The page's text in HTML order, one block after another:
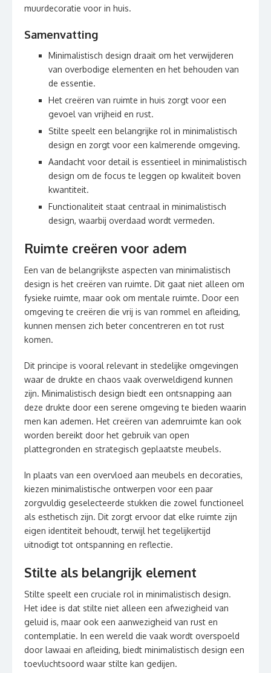
muurdecoratie voor in huis.
Samenvatting
Minimalistisch design draait om het verwijderen
van overbodige elementen en het behouden van
de essentie.
Het creëren van ruimte in huis zorgt voor een
gevoel van vrijheid en rust.
Stilte speelt een belangrijke rol in minimalistisch
design en zorgt voor een kalmerende omgeving.
Aandacht voor detail is essentieel in minimalistisch
design om de focus te leggen op kwaliteit boven
kwantiteit.
Functionaliteit staat centraal in minimalistisch
design, waarbij overdaad wordt vermeden.
Ruimte creëren voor adem
Een van de belangrijkste aspecten van minimalistisch
design is het creëren van ruimte. Dit gaat niet alleen om
fysieke ruimte, maar ook om mentale ruimte. Door een
omgeving te creëren die vrij is van rommel en afleiding,
kunnen mensen zich beter concentreren en tot rust
komen.
Dit principe is vooral relevant in stedelijke omgevingen
waar de drukte en chaos vaak overweldigend kunnen
zijn. Minimalistisch design biedt een ontsnapping aan
deze drukte door een serene omgeving te bieden waarin
men kan ademen. Het creëren van ademruimte kan ook
worden bereikt door het gebruik van open
plattegronden en strategisch geplaatste meubels.
In plaats van een overvloed aan meubels en decoraties,
kiezen minimalistische ontwerpen voor een paar
zorgvuldig geselecteerde stukken die zowel functioneel
als esthetisch zijn. Dit zorgt ervoor dat elke ruimte zijn
eigen identiteit behoudt, terwijl het tegelijkertijd
uitnodigt tot ontspanning en reflectie.
Stilte als belangrijk element
Stilte speelt een cruciale rol in minimalistisch design.
Het idee is dat stilte niet alleen een afwezigheid van
geluid is, maar ook een aanwezigheid van rust en
contemplatie. In een wereld die vaak wordt overspoeld
door lawaai en afleiding, biedt minimalistisch design een
toevluchtsoord waar stilte kan gedijen.